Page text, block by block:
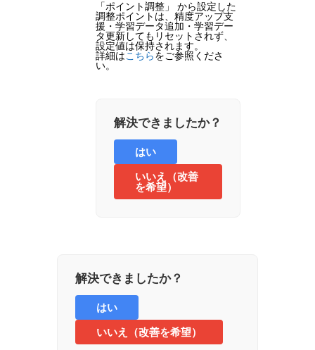
「ポイント調整」 から設定した
調整ポイントは、精度アップ支
援・学習データ追加・学習デー
タ更新してもリセットされず、
設定値は保持されます。
詳細はこちらをご参照くださ
い。
解決できましたか？
はい
いいえ（改善
を希望）
解決できましたか？
はい
いいえ（改善を希望）